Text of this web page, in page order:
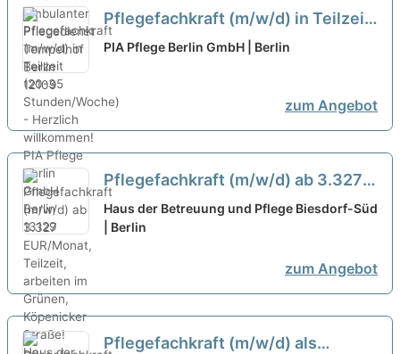
Pflegefachkraft (m/w/d) in Teilzeit
(20-35 Stunden/Woche) - Herzlich
PIA Pflege Berlin GmbH | Berlin
zum Angebot
Pflegefachkraft (m/w/d) ab 3.327
EUR/Monat, Teilzeit, arbeiten im
Grünen, Köpenicker Straße!
Haus der Betreuung und Pflege Biesdorf-Süd
| Berlin
zum Angebot
Pflegefachkraft (m/w/d) als